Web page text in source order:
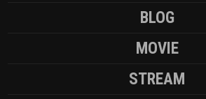
BLOG
MOVIE
STREAM